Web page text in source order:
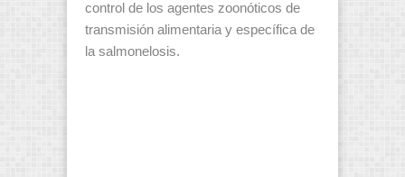
control de los agentes zoonóticos de
transmisión alimentaria y específica de
la salmonelosis.